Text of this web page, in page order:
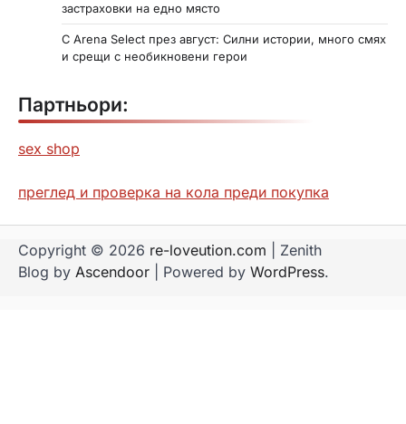
застраховки на едно място
С Arena Select през август: Силни истории, много смях
и срещи с необикновени герои
Партньори:
sex shop
преглед и проверка на кола преди покупка
Copyright © 2026 re-loveution.com | Zenith
Blog by Ascendoor | Powered by WordPress.